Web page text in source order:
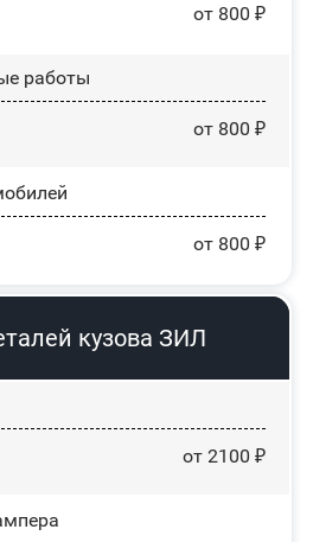
от 800 ₽
работы
от 800 ₽
от 800 ₽
кузова ЗИЛ
от 2100 ₽